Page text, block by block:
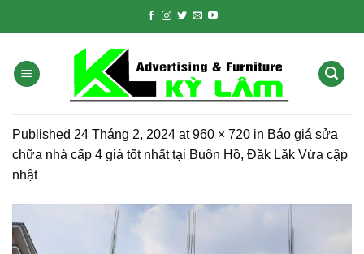
Published 24 Tháng 2, 2024 at960 × 720 in Báo giá sửa
chữa nhà cấp 4 giá tốt nhất tại Buôn Hồ, Đăk Lăk Vừa cập
nhật